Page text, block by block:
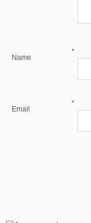
Name
*
Email
*